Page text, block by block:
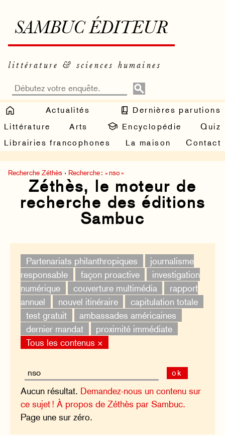
SAMBUC ÉDITEUR
littérature & sciences humaines
Actualités
Dernières parutions
Littérature
Arts Encyclopédie
Quiz
Librairies francophones
La maison Contact
Recherche Zéthès › Recherche : « nso »
Zéthès, le moteur de
recherche des éditions
Sambuc
Partenariats philanthropiques
journalisme
responsable
façon proactive
investigation
numérique
couverture multimédia
rapport
annuel
nouvel itinéraire
capitulation totale
test gratuit
ambassades américaines
dernier mandat
proximité immédiate
Tous les contenus ×
ok
Aucun résultat. Demandez-nous un contenu sur
ce sujet ! À propos de Zéthès par Sambuc.
Page une sur zéro.